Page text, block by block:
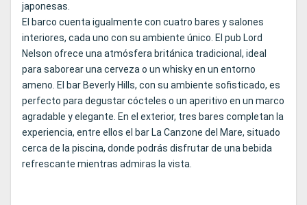
japonesas.
El barco cuenta igualmente con cuatro bares y salones
interiores, cada uno con su ambiente único. El pub Lord
Nelson ofrece una atmósfera británica tradicional, ideal
para saborear una cerveza o un whisky en un entorno
ameno. El bar Beverly Hills, con su ambiente sofisticado, es
perfecto para degustar cócteles o un aperitivo en un marco
agradable y elegante. En el exterior, tres bares completan la
experiencia, entre ellos el bar La Canzone del Mare, situado
cerca de la piscina, donde podrás disfrutar de una bebida
refrescante mientras admiras la vista.